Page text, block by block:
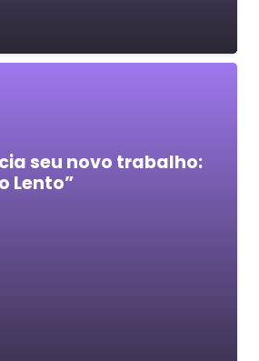
seu novo trabalho:
Lento”